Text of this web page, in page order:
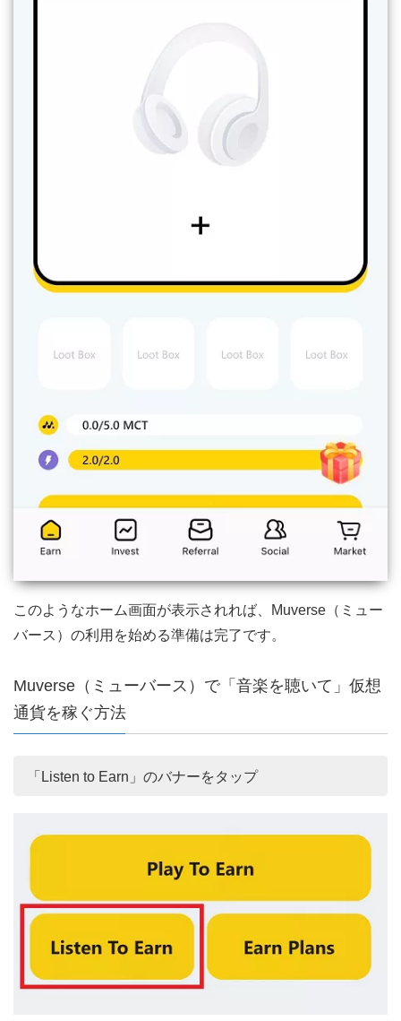
このようなホーム画面が表示されれば、Muverse（ミュー
バース）の利用を始める準備は完了です。
Muverse（ミューバース）で「音楽を聴いて」仮想
通貨を稼ぐ方法
「Listen to Earn」のバナーをタップ